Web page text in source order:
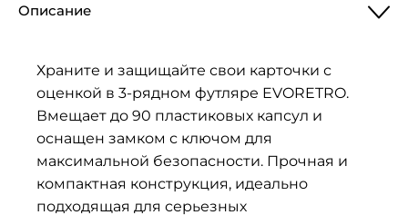
Описание
Храните и защищайте свои карточки с
оценкой в 3-рядном футляре EVORETRO.
Вмещает до 90 пластиковых капсул и
оснащен замком с ключом для
максимальной безопасности. Прочная и
компактная конструкция, идеально
подходящая для серьезных